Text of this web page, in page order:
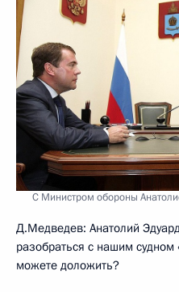
С Министром обороны
Д.Медведев: Анатолий
разобраться с нашим судном
можете доложить?